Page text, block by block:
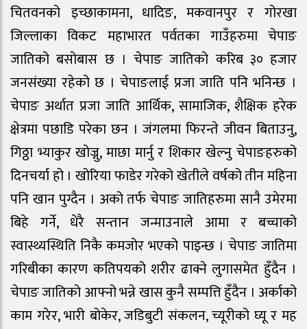
चितवनको इच्छाकामना, धादिङ, मकवानपुर र गोरखा
जिल्लाका विकट महाभारत पर्वतका गाउँहरुमा चेपाङ
जातिको बसोबास छ । चेपाङ जातिको करिब ३० हजार
जनसंख्या रहेको छ । चेपाङलाई प्रजा जाति पनि भनिन्छ ।
चेपाङ अर्थात प्रजा जाति आर्थिक, सामाजिक, शैक्षिक हरेक
क्षेत्रमा पछाडि परेका छन । जंगलमा फिरन्ते जीवन बिताउनु,
गिठ्ठा भ्याकुर खोज्नु, माछा मार्नु र शिकार खेल्नु चेपाङहरुको
दिनचर्या हो । खोरिया फाडेर गरेको खेतीले वर्षको तीन महिना
पनि खान पुग्दैन । अको तर्फ चेपाङ जातिहरुमा सानै उमेरमा
बिहे गर्ने, धेरै सन्तान जन्माउनाले आमा र बच्चाको
स्वास्थ्यस्थिति निकै कमजोर भएको पाइन्छ । चेपाङ जातिमा
गरिबीका कारण कतिपयको शरीर ढाक्ने लुगासमेत हुँदैन ।
चेपाङ जातिको आफ्नो भन्ने खास कुनै सम्पत्ति हुँदैन । अर्काको
काम गरेर, भारी बोकेर, जडिबुटी संकलन, च्यूरीको घ्यू र मह